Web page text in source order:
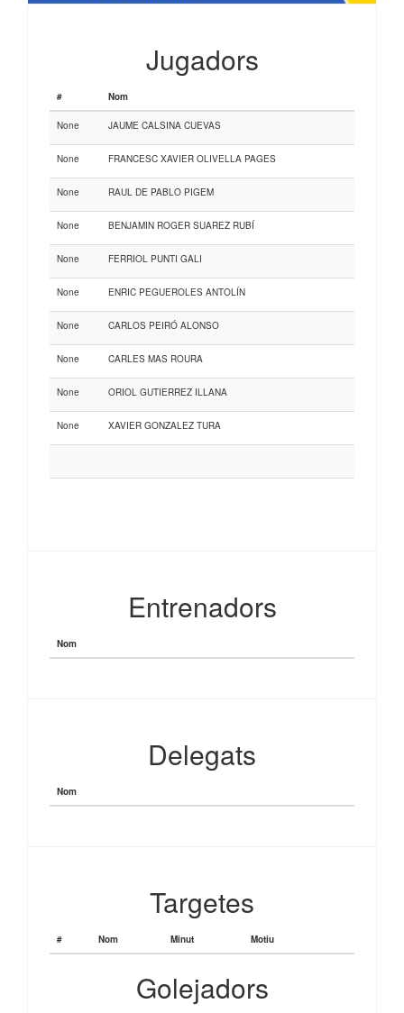
Jugadors
# Nom
None JAUME CALSINA CUEVAS
None FRANCESC XAVIER OLIVELLA PAGES
None RAUL DE PABLO PIGEM
None BENJAMIN ROGER SUAREZ RUBÍ
None FERRIOL PUNTI GALI
None ENRIC PEGUEROLES ANTOLÍN
None CARLOS PEIRÓ ALONSO
None CARLES MAS ROURA
None ORIOL GUTIERREZ ILLANA
None XAVIER GONZALEZ TURA
Entrenadors
Nom
Delegats
Nom
Targetes
# Nom Minut Motiu
Golejadors